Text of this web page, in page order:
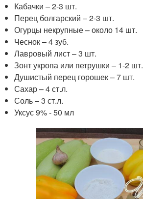
Кабачки – 2-3 шт.
Перец болгарский – 2-3 шт.
Огурцы некрупные – около 14 шт.
Чеснок – 4 зуб.
Лавровый лист – 3 шт.
Зонт укропа или петрушки – 1-2 шт.
Душистый перец горошек – 7 шт.
Сахар – 4 ст.л.
Соль – 3 ст.л.
Уксус 9% - 50 мл